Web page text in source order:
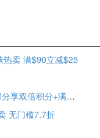
热卖 满$90立减$25
Dermstore：7/9活动预告 精选护肤低至7.5折 部分享双倍积分+满赠好礼
无门槛7.7折